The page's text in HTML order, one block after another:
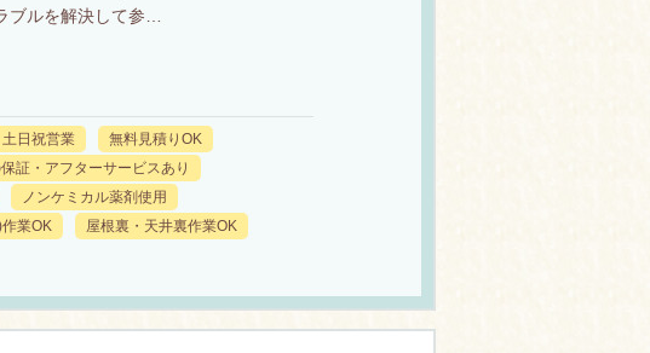
ブルを解決して参…
土日祝営業
無料見積りOK
証・アフターサービスあり
ノンケミカル薬剤使用
業OK
屋根裏・天井裏作業OK